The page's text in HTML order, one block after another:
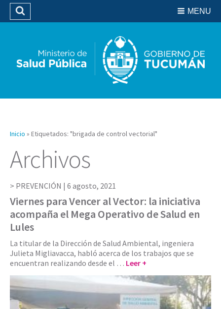
Biblioteca
MENU
Buscar
Inicio » Etiquetados: "brigada de control vectorial"
Archivos
PREVENCIÓN | 6 agosto, 2021
Viernes para Vencer al Vector: la iniciativa
acompaña el Mega Operativo de Salud en
Lules
La titular de la Dirección de Salud Ambiental, ingeniera
Julieta Migliavacca, habló acerca de los trabajos que se
encuentran realizando desde el … Leer +